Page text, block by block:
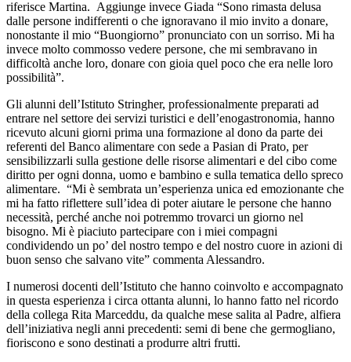
riferisce Martina. Aggiunge invece Giada “Sono rimasta delusa
dalle persone indifferenti o che ignoravano il mio invito a donare,
nonostante il mio “Buongiorno” pronunciato con un sorriso. Mi ha
invece molto commosso vedere persone, che mi sembravano in
difficoltà anche loro, donare con gioia quel poco che era nelle loro
possibilità”.
Gli alunni dell’Istituto Stringher, professionalmente preparati ad
entrare nel settore dei servizi turistici e dell’enogastronomia, hanno
ricevuto alcuni giorni prima una formazione al dono da parte dei
referenti del Banco alimentare con sede a Pasian di Prato, per
sensibilizzarli sulla gestione delle risorse alimentari e del cibo come
diritto per ogni donna, uomo e bambino e sulla tematica dello spreco
alimentare. “Mi è sembrata un’esperienza unica ed emozionante che
mi ha fatto riflettere sull’idea di poter aiutare le persone che hanno
necessità, perché anche noi potremmo trovarci un giorno nel
bisogno. Mi è piaciuto partecipare con i miei compagni
condividendo un po’ del nostro tempo e del nostro cuore in azioni di
buon senso che salvano vite” commenta Alessandro.
I numerosi docenti dell’Istituto che hanno coinvolto e accompagnato
in questa esperienza i circa ottanta alunni, lo hanno fatto nel ricordo
della collega Rita Marceddu, da qualche mese salita al Padre, alfiera
dell’iniziativa negli anni precedenti: semi di bene che germogliano,
fioriscono e sono destinati a produrre altri frutti.